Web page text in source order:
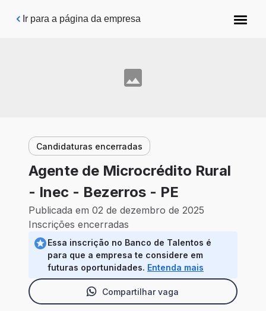
Pular para o conteúdo principal
Ir para a página da empresa
Candidaturas encerradas
Agente de Microcrédito Rural
- Inec - Bezerros - PE
Publicada em 02 de dezembro de 2025
Inscrições encerradas
Essa inscrição no Banco de Talentos é
para que a empresa te considere em
futuras oportunidades. Entenda mais
Compartilhar vaga